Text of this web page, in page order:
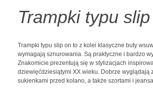
Trampki typu
Trampki typu slip on to z kolei klasyczne buty
wymagają sznurowania. Są praktyczne i bardzo
Znakomicie prezentują się w stylizacjach
dziewięćdziesiątymi XX wieku. Dobrze wyglądają
sukienkami przed kolano, a także szortami i